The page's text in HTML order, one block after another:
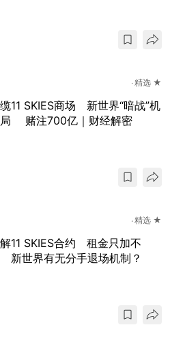
精选 ★
11 SKIES商场 新世界“暗战”机
赌注700亿｜财经解密
精选 ★
11 SKIES合约 租金只加不
新世界有无分手退场机制？